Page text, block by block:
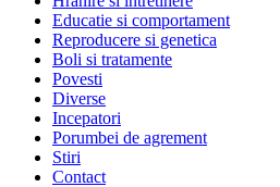
Educatie si comportament
Reproducere si genetica
Boli si tratamente
Povesti
Diverse
Incepatori
Porumbei de agrement
Stiri
Contact